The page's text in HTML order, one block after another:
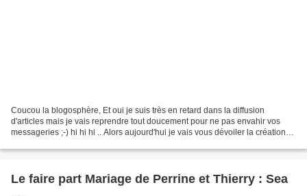
Coucou la blogosphère, Et oui je suis très en retard dans la diffusion
d'articles mais je vais reprendre tout doucement pour ne pas envahir vos
messageries ;-) hi hi hi .. Alors aujourd'hui je vais vous dévoiler la création
Le faire part Mariage de Perrine et Thierry : Sea